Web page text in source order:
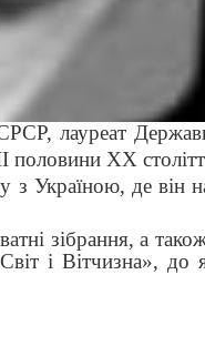
лауреат
половини ХХ
Україною, де він
зібрання, а
і Вітчизна», до